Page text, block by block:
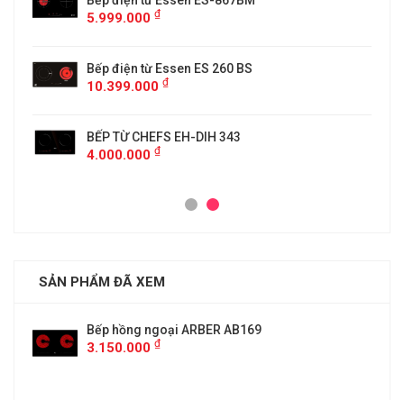
5.999.000 ₫
Bếp điện từ Essen ES 260 BS
10.399.000 ₫
BẾP TỪ CHEFS EH-DIH 343
4.000.000 ₫
SẢN PHẨM ĐÃ XEM
Bếp hồng ngoại ARBER AB169
3.150.000 ₫